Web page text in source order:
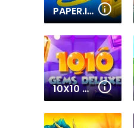
PAPER.IO 2
10X10 GEMS DELUXE